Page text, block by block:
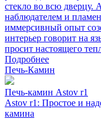
стекло во всю дверцу.
наблюдателем и
иммерсивный опыт
интерьер говорит на
просит настоящего
Подробнее
Печь-Камин
Печь-камин Astov r1
Astov r1: Простое и
камина